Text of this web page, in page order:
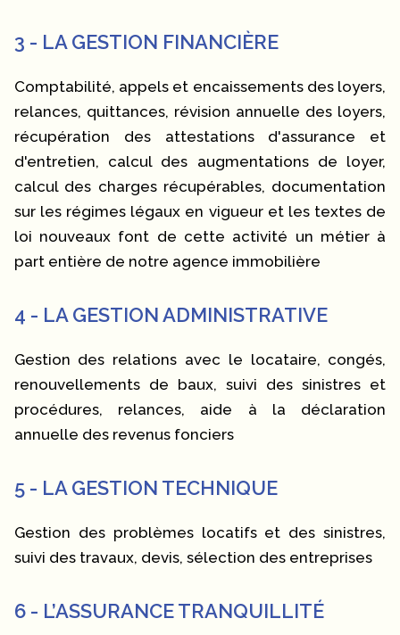
3 - LA GESTION FINANCIÈRE
Comptabilité, appels et encaissements des loyers,
relances, quittances, révision annuelle des loyers,
récupération des attestations d'assurance et
d'entretien, calcul des augmentations de loyer,
calcul des charges récupérables, documentation
sur les régimes légaux en vigueur et les textes de
loi nouveaux font de cette activité un métier à
part entière de notre agence immobilière
4 - LA GESTION ADMINISTRATIVE
Gestion des relations avec le locataire, congés,
renouvellements de baux, suivi des sinistres et
procédures, relances, aide à la déclaration
annuelle des revenus fonciers
5 - LA GESTION TECHNIQUE
Gestion des problèmes locatifs et des sinistres,
suivi des travaux, devis, sélection des entreprises
6 - L’ASSURANCE TRANQUILLITÉ